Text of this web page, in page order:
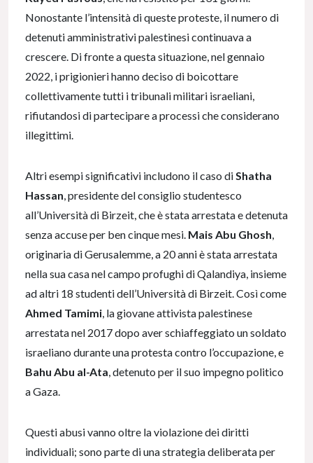
Nonostante l’intensità di queste proteste, il numero di
detenuti amministrativi palestinesi continuava a
crescere. Di fronte a questa situazione, nel gennaio
2022, i prigionieri hanno deciso di boicottare
collettivamente tutti i tribunali militari israeliani,
rifiutandosi di partecipare a processi che considerano
illegittimi.
Altri esempi significativi includono il caso diShatha
Hassan, presidente del consiglio studentesco
all’Università di Birzeit, che è stata arrestata e detenuta
senza accuse per ben cinque mesi. Mais Abu Ghosh,
originaria di Gerusalemme, a 20 anni è stata arrestata
nella sua casa nel campo profughi di Qalandiya, insieme
ad altri 18 studenti dell’Università di Birzeit. Così come
Ahmed Tamimi, la giovane attivista palestinese
arrestata nel 2017 dopo aver schiaffeggiato un soldato
israeliano durante una protesta contro l’occupazione, e
Bahu Abu al-Ata, detenuto per il suo impegno politico
a Gaza.
Questi abusi vanno oltre la violazione dei diritti
individuali; sono parte di una strategia deliberata per